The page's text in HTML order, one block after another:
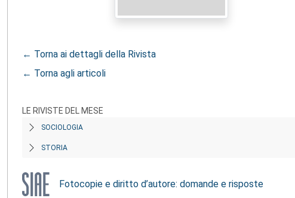
← Torna ai dettagli della Rivista
← Torna agli articoli
LE RIVISTE DEL MESE
SOCIOLOGIA
STORIA
Fotocopie e diritto d’autore: domande e risposte